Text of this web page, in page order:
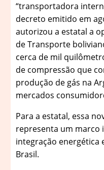
“transportadora
decreto emitido em
autorizou a estatal a
de Transporte
cerca de mil
de compressão que
produção de gás na
mercados
Para a estatal, essa
representa um marco
integração energética
Brasil.